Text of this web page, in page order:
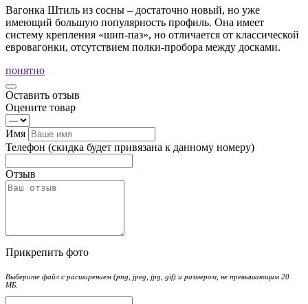
Вагонка Штиль из сосны – достаточно новый, но уже
имеющий большую популярность профиль. Она имеет
систему крепления «шип-паз», но отличается от классической
евровагонки, отсутствием полки-пробора между досками.
понятно
Оставить отзыв
Оцените товар
Имя
Телефон (скидка будет привязана к данному номеру)
Отзыв
Прикрепить фото
Выберите файл с расширением (png, jpeg, jpg, gif) и размером, не превышающим 20
МБ.